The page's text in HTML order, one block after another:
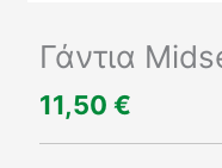
Γάντια
11,50€